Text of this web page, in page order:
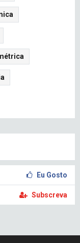
Eu Gosto
Subscreva